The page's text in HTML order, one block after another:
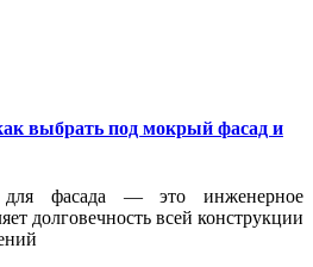
выбрать под мокрый фасад и
для фасада — это инженерное
долговечность всей конструкции